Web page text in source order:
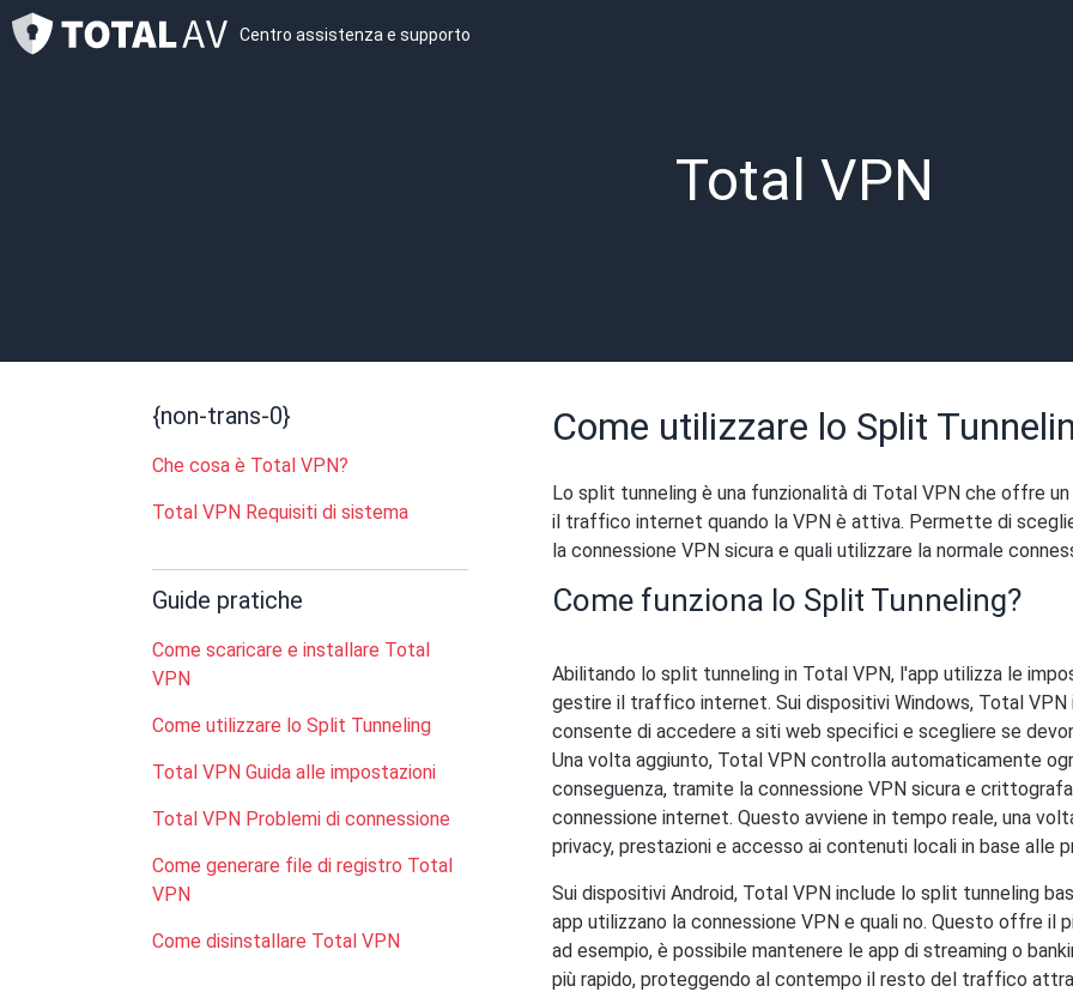
Centro assistenza e supporto
Total VPN
{non-trans-0}
Che cosa è Total VPN?
Total VPN Requisiti di sistema
Guide pratiche
Come scaricare e installare Total
VPN
Come utilizzare lo Split Tunneling
Total VPN Guida alle impostazioni
Total VPN Problemi di connessione
Come generare file di registro Total
VPN
Come disinstallare Total VPN
Come utilizzare lo Split
Lo split tunneling è una funzionalità di Total VPN che offre
il traffico internet quando la VPN è attiva. Permette di
la connessione VPN sicura e quali utilizzare la normale
Come funziona lo Split Tunneling?
Abilitando lo split tunneling in Total VPN, l'app utilizza le
gestire il traffico internet. Sui dispositivi Windows, Total
consente di accedere a siti web specifici e scegliere se
Una volta aggiunto, Total VPN controlla automaticamente
conseguenza, tramite la connessione VPN sicura e
connessione internet. Questo avviene in tempo reale, una
privacy, prestazioni e accesso ai contenuti locali in base alle
Sui dispositivi Android, Total VPN include lo split tunneling
app utilizzano la connessione VPN e quali no. Questo offre il
ad esempio, è possibile mantenere le app di streaming o
più rapido, proteggendo al contempo il resto del traffico